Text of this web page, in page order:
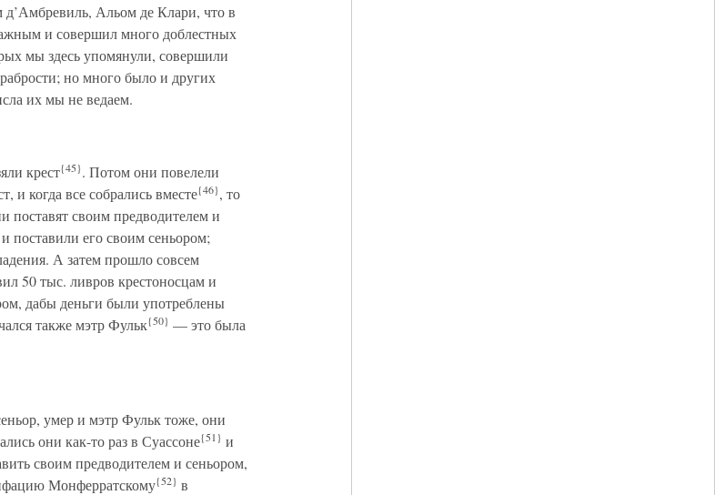
Альом де Клари, что в
и совершил много доблестных
мы здесь упомянули, совершили
но много было и других
их мы не ведаем.
крест{45}. Потом они повелели
и когда все собрались вместе{46}, то
поставят своим предводителем и
и поставили его своим сеньором;
А затем прошло совсем
50 тыс. ливров крестоносцам и
дабы деньги были употреблены
также мэтр Фульк{50} — это была
умер и мэтр Фульк тоже, они
они как-то раз в Суассоне{51} и
своим предводителем и сеньором,
Монферратскому{52} в